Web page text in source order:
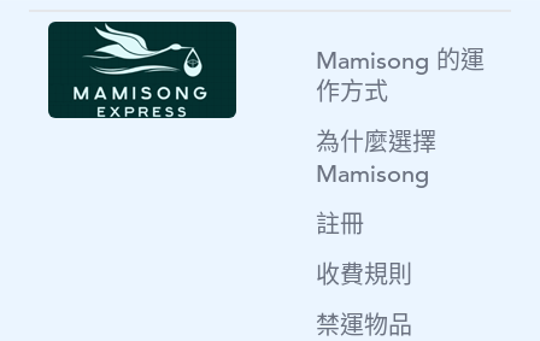
Mamisong 的運
作方式
為什麼選擇
Mamisong
註冊
收費規則
禁運物品